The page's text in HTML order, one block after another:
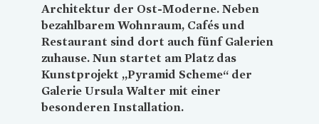
Architektur der Ost-Moderne. Neben
bezahlbarem Wohnraum, Cafés und
Restaurant sind dort auch fünf Galerien
zuhause. Nun startet am Platz das
Kunstprojekt „Pyramid Scheme“ der
Galerie Ursula Walter mit einer
besonderen Installation.